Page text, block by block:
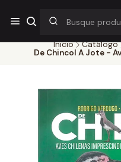
¡Por pocos días!
$38.000
Inicio Catálogo
De Chincol A Jote -